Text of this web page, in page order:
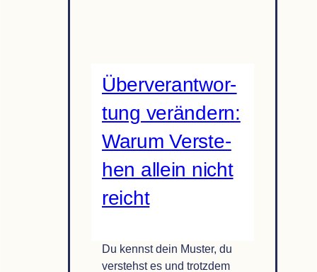
lich
Über­ver­ant­wor­
tung ver­än­dern:
Warum Ver­ste­
hen allein nicht
reicht
Du kennst dein Muster, du
verstehst es und trotzdem